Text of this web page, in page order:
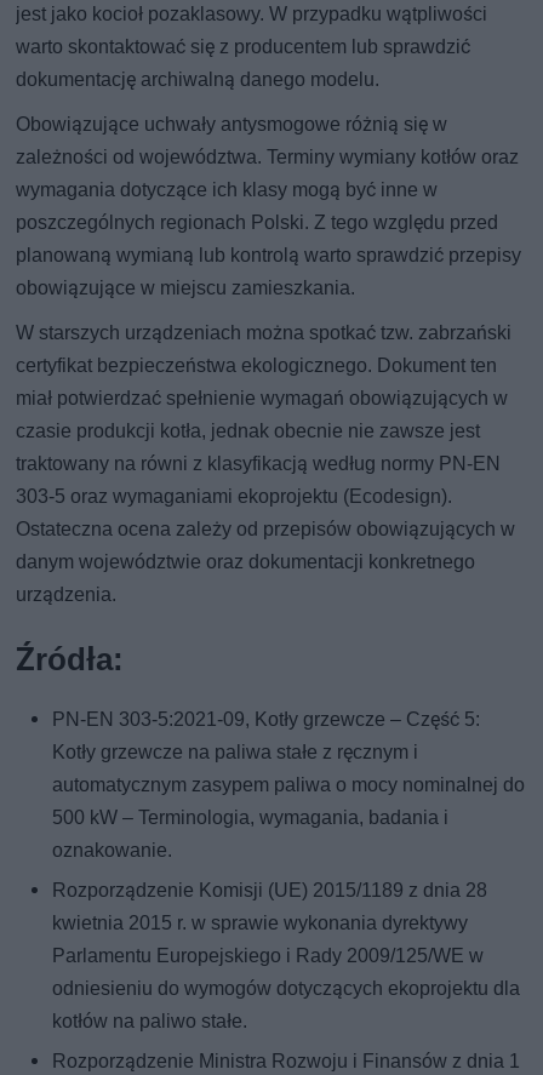
jest jako kocioł pozaklasowy. W przypadku wątpliwości
warto skontaktować się z producentem lub sprawdzić
dokumentację archiwalną danego modelu.
Obowiązujące uchwały antysmogowe różnią się w
zależności od województwa. Terminy wymiany kotłów oraz
wymagania dotyczące ich klasy mogą być inne w
poszczególnych regionach Polski. Z tego względu przed
planowaną wymianą lub kontrolą warto sprawdzić przepisy
obowiązujące w miejscu zamieszkania.
W starszych urządzeniach można spotkać tzw. zabrzański
certyfikat bezpieczeństwa ekologicznego. Dokument ten
miał potwierdzać spełnienie wymagań obowiązujących w
czasie produkcji kotła, jednak obecnie nie zawsze jest
traktowany na równi z klasyfikacją według normy PN-EN
303-5 oraz wymaganiami ekoprojektu (Ecodesign).
Ostateczna ocena zależy od przepisów obowiązujących w
danym województwie oraz dokumentacji konkretnego
urządzenia.
Źródła:
PN-EN 303-5:2021-09, Kotły grzewcze – Część 5:
Kotły grzewcze na paliwa stałe z ręcznym i
automatycznym zasypem paliwa o mocy nominalnej do
500 kW – Terminologia, wymagania, badania i
oznakowanie.
Rozporządzenie Komisji (UE) 2015/1189 z dnia 28
kwietnia 2015 r. w sprawie wykonania dyrektywy
Parlamentu Europejskiego i Rady 2009/125/WE w
odniesieniu do wymogów dotyczących ekoprojektu dla
kotłów na paliwo stałe.
Rozporządzenie Ministra Rozwoju i Finansów z dnia 1